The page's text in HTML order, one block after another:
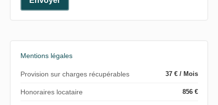
Mentions légales
Provision sur charges récupérables 37 € / Mois
Honoraires locataire 856 €